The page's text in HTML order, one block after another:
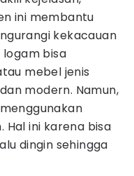
ini membantu
kekacauan
logam bisa
mebel jenis
modern. Namun,
ini karena bisa
dingin sehingga